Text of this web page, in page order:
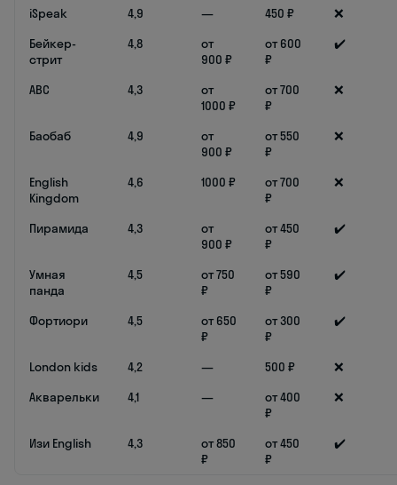
iSpeak 4,9 — 450 ₽
❌
Бейкер-
стрит
4,8
от
900 ₽
от 600
₽
✔️
ABC 4,3
от
1000 ₽
от 700
₽
❌
Баобаб 4,9
от
900 ₽
от 550
₽
❌
English
Kingdom
4,6 1000 ₽
от 700
₽
❌
Пирамида 4,3
от
900 ₽
от 450
₽
✔️
Умная
панда
4,5
от 750
₽
от 590
₽
✔️
Фортиори 4,5
от 650
₽
от 300
₽
✔️
London kids 4,2 — 500 ₽
❌
Акварельки
4,1 —
от 400
₽
❌
Изи English 4,3
от 850
₽
от 450
₽
✔️